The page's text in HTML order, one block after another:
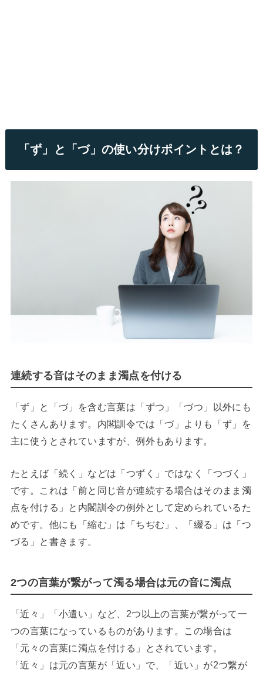
「ず」と「づ」の使い分けポイントとは？
連続する音はそのまま濁点を付ける
「ず」と「づ」を含む言葉は「ずつ」「づつ」以外にも
たくさんあります。内閣訓令では「づ」よりも「ず」を
主に使うとされていますが、例外もあります。
たとえば「続く」などは「つずく」ではなく「つづく」
です。これは「前と同じ音が連続する場合はそのまま濁
点を付ける」と内閣訓令の例外として定められているた
めです。他にも「縮む」は「ちぢむ」、「綴る」は「つ
づる」と書きます。
2つの言葉が繋がって濁る場合は元の音に濁点
「近々」「小遣い」など、2つ以上の言葉が繋がって一
つの言葉になっているものがあります。この場合は
「元々の言葉に濁点を付ける」とされています。
「近々」は元の言葉が「近い」で、「近い」が2つ繋が